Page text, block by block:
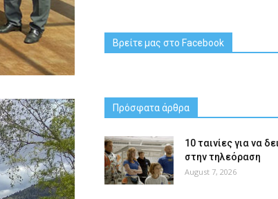
Βρείτε μας στο Facebook
Πρόσφατα άρθρα
10 ταινίες για να
στην τηλεόραση
August 7, 2026